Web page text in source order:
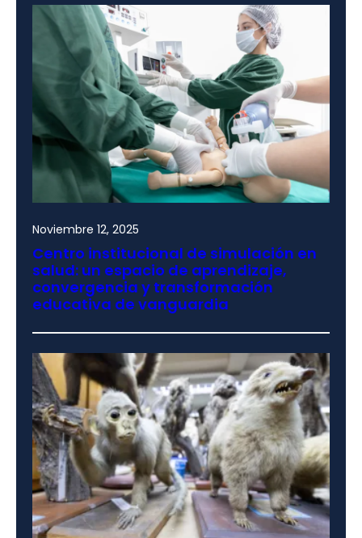
Noviembre 12, 2025
Centro institucional de simulación en
salud: un espacio de aprendizaje,
convergencia y transformación
educativa de vanguardia